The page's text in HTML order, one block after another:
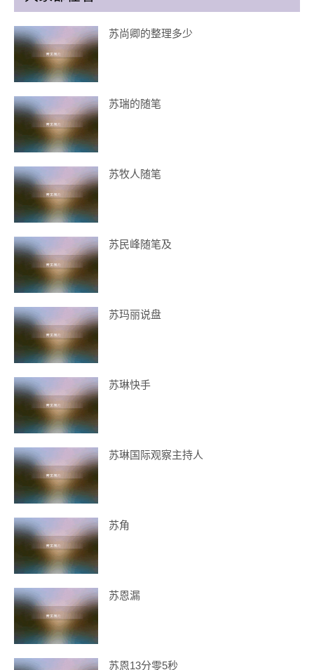
苏尚卿的整理多少
苏瑞的随笔
苏牧人随笔
苏民峰随笔及
苏玛丽说盘
苏琳快手
苏琳国际观察主持人
苏角
苏恩漏
苏恩13分零5秒